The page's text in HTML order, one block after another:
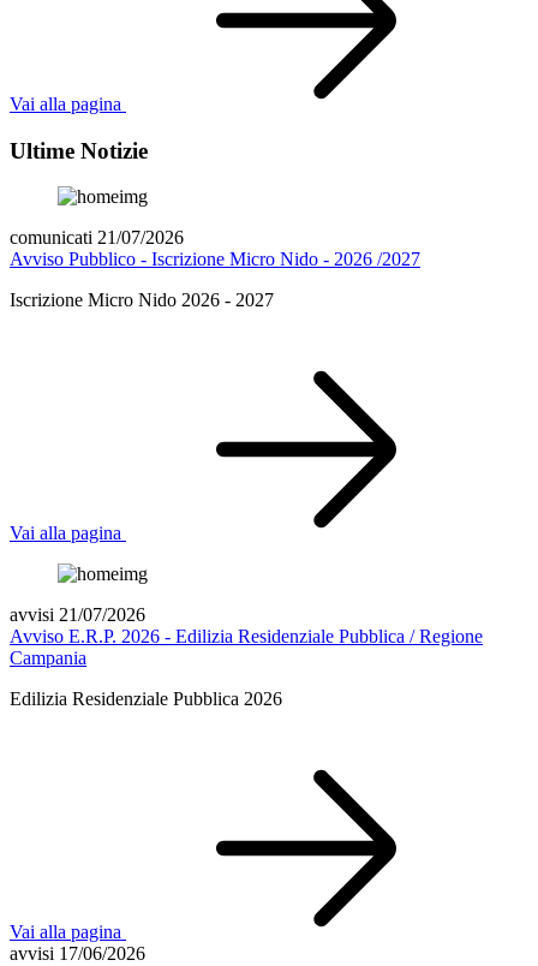
Vai alla pagina
Ultime Notizie
comunicati 21/07/2026
Avviso Pubblico - Iscrizione Micro Nido - 2026 /2027
Iscrizione Micro Nido 2026 - 2027
Vai alla pagina
avvisi 21/07/2026
Avviso E.R.P. 2026 - Edilizia Residenziale Pubblica / Regione
Campania
Edilizia Residenziale Pubblica 2026
Vai alla pagina
avvisi 17/06/2026